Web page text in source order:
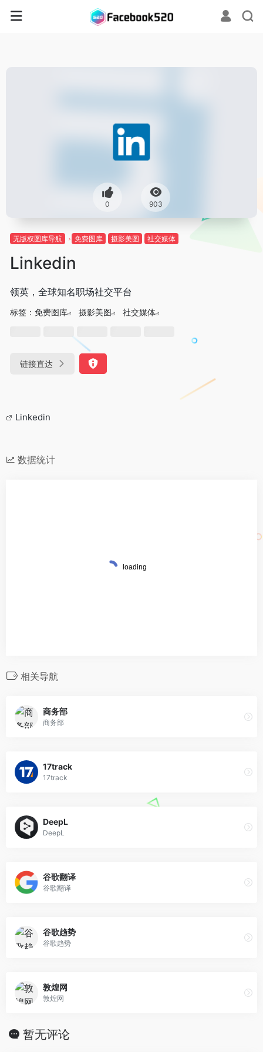
0 903
无版权图库导航 免费图库 摄影美图 社交媒体
Linkedin
领英，全球知名职场社交平台
标签： 免费图库 摄影美图 社交媒体
链接直达
Linkedin
数据统计
相关导航
商务部
商务部
17track
17track
DeepL
DeepL
谷歌翻译
谷歌翻译
谷歌趋势
谷歌趋势
敦煌网
敦煌网
暂无评论